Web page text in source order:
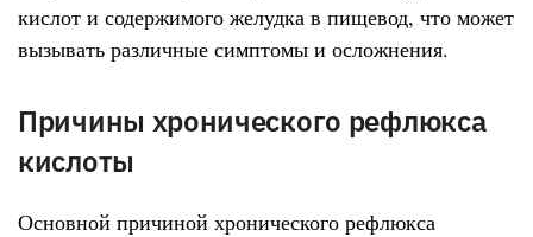
кислот и содержимого желудка в пищевод, что может
вызывать различные симптомы и осложнения.
Причины хронического рефлюкса
кислоты
Основной причиной хронического рефлюкса